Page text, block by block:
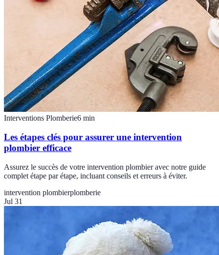
Interventions Plomberie6 min
Les étapes clés pour assurer une intervention
plombier efficace
Assurez le succès de votre intervention plombier avec notre guide
complet étape par étape, incluant conseils et erreurs à éviter.
intervention plombierplomberie
Jul 31